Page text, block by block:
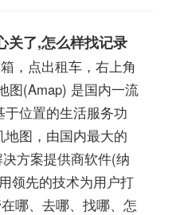
关了,怎么样找记录
，点出租车，右上角
图(Amap) 是国内一流
位置的生活服务功
图，由国内最大的
方案提供商软件(纳
领先的技术为用户打
哪、去哪、找哪、怎